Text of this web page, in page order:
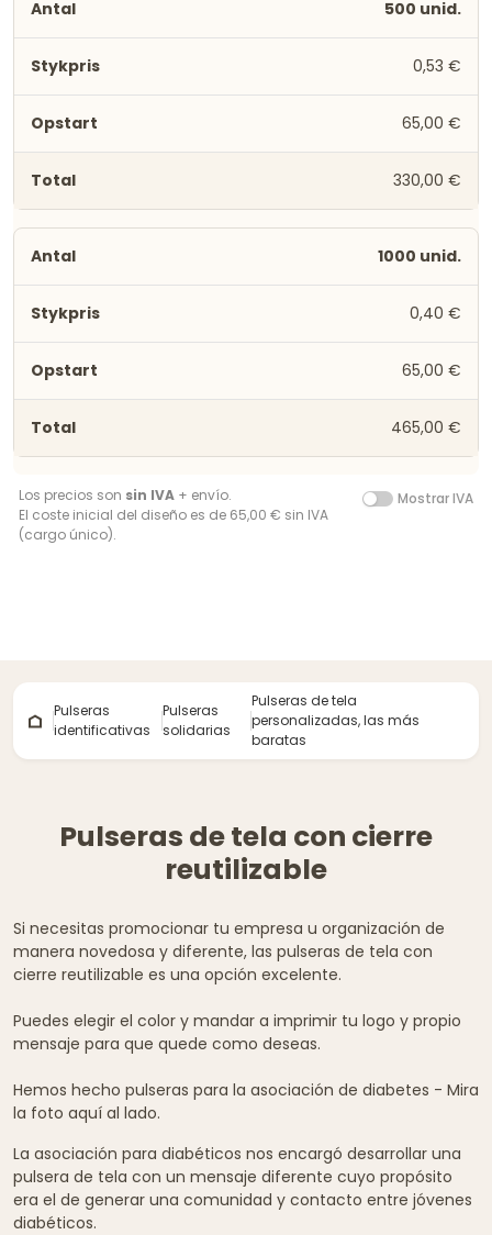
500 unid.
0,53 €
65,00 €
330,00 €
1000 unid.
0,40 €
65,00 €
465,00 €
Los precios son sin IVA + envío.
El coste inicial del diseño es de 65,00 € sin IVA
(cargo único).
Mostrar IVA
Pulseras
identificativas
Pulseras
solidarias
Pulseras de tela
personalizadas, las más
baratas
Pulseras de tela con cierre
reutilizable
Si necesitas promocionar tu empresa u organización de
manera novedosa y diferente, las pulseras de tela con
cierre reutilizable es una opción excelente.
Puedes elegir el color y mandar a imprimir tu logo y propio
mensaje para que quede como deseas.
Hemos hecho pulseras para la asociación de diabetes - Mira
la foto aquí al lado.
La asociación para diabéticos nos encargó desarrollar una
pulsera de tela con un mensaje diferente cuyo propósito
era el de generar una comunidad y contacto entre jóvenes
diabéticos.